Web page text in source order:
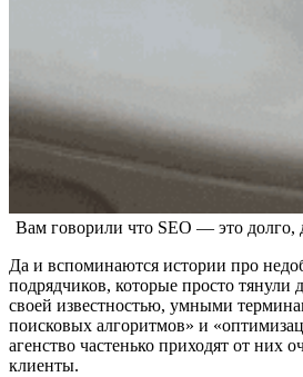
Вам говорили что SEO — это долго,
Да и вспоминаются истории про
подрядчиков, которые просто тянули
своей известностью, умными
поисковых алгоритмов» и
агенство частенько приходят от них
клиенты.